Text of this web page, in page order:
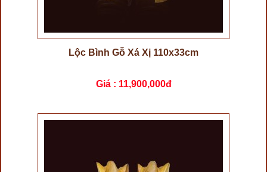
Lộc Bình Gỗ Xá Xị 110x33cm
Giá : 11,900,000đ